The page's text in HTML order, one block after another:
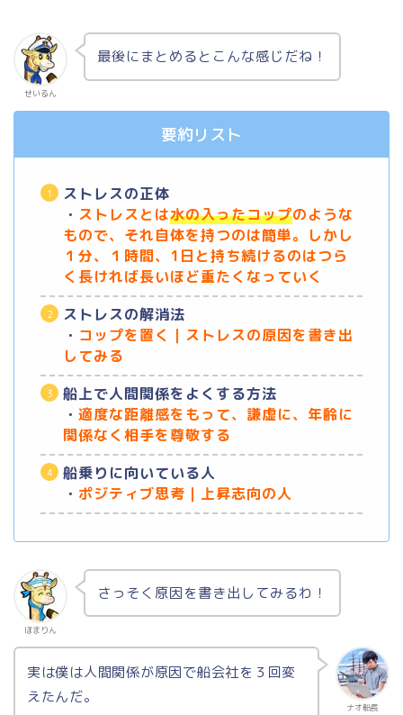
せいるん
最後にまとめるとこんな感じだね！
要約リスト
ストレスの正体
・ ストレスとは水の入ったコップのような
もので、それ自体を持つのは簡単。しかし
１分、１時間、1日と持ち続けるのはつら
く長ければ長いほど重たくなっていく
ストレスの解消法
・ コップを置く｜ストレスの原因を書き出
してみる
船上で人間関係をよくする方法
・ 適度な距離感をもって、謙虚に、年齢に
関係なく相手を尊敬する
船乗りに向いている人
・ ポジティブ思考｜上昇志向の人
ほまりん
さっそく原因を書き出してみるわ！
ナオ船長
実は僕は人間関係が原因で船会社を３回変
えたんだ。